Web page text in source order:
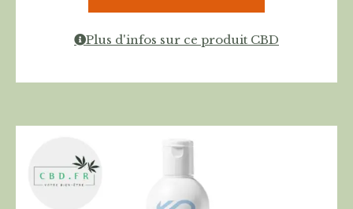
Plus d'infos sur ce produit CBD